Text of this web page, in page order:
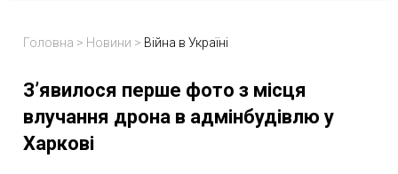
Головна > Новини > Війна в Україні
З’явилося перше фото з місця
влучання дрона в адмінбудівлю у
Харкові